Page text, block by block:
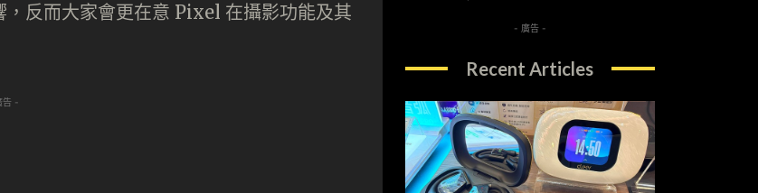
反而大家會更在意 Pixel 在攝影功能及其
告 -
- 廣告 -
Recent Articles